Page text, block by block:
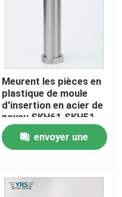
ordinateur a usiné des
Meurent les pièces en
plastique de moule
d'insertion en acier de
noyau SKH61 SKH51
pour le gel de douche
envoyer une